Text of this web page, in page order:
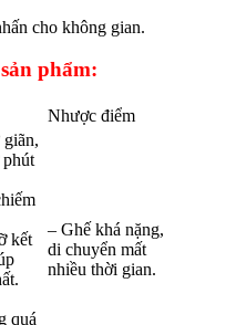
cho không gian.
phẩm:
Nhược điểm
phút
kết
quá
– Ghế khá nặng,
di chuyển mất
nhiều thời gian.